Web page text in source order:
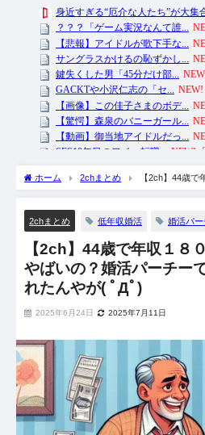
ホーム 2chまとめ
【2ch】44歳で
2chまとめ 低年収婚活 婚活パー
【2ch】44歳で年収１８
やばいの？婚活パーチー
れたんやが( ﾟДﾟ)
2025年6月24日 2025年7月11日